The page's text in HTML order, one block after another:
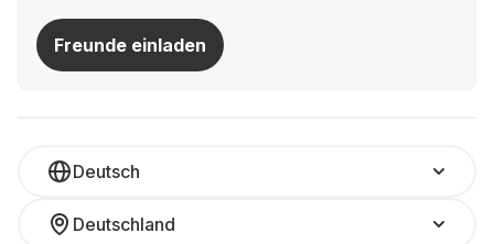
Freunde einladen
Deutsch
Deutschland